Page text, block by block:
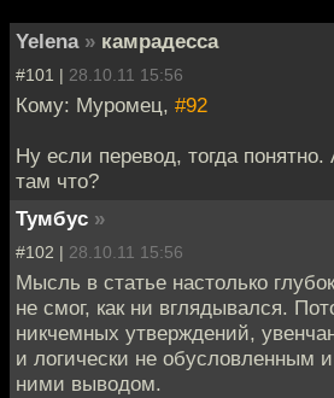
Yelena » камрадесса
#101 | 28.10.11 15:56
Кому: Муромец, #92
Ну если перевод, тогда понятно.
там что?
Тумбус »
#102 | 28.10.11 15:56
Мысль в статье настолько
не смог, как ни вглядывался.
никчемных утверждений,
и логически не обусловленным
ними выводом.